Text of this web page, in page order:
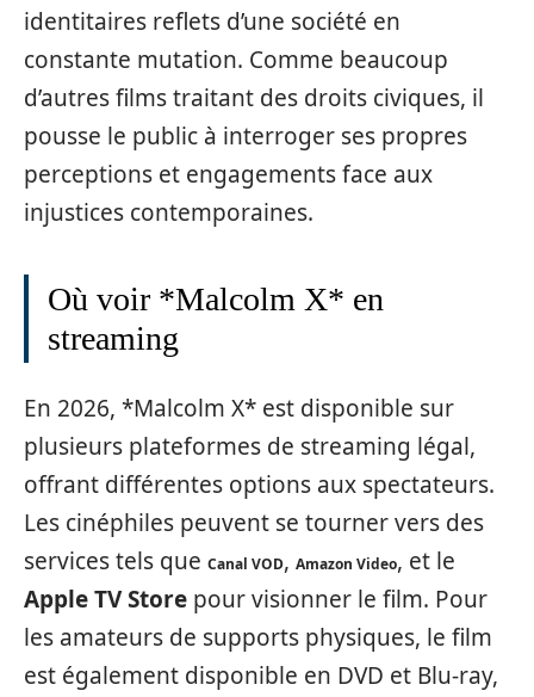
identitaires reflets d’une société en
constante mutation. Comme beaucoup
d’autres films traitant des droits civiques, il
pousse le public à interroger ses propres
perceptions et engagements face aux
injustices contemporaines.
Où voir *Malcolm X* en
streaming
En 2026, *Malcolm X* est disponible sur
plusieurs plateformes de streaming légal,
offrant différentes options aux spectateurs.
Les cinéphiles peuvent se tourner vers des
services tels que Canal VOD, Amazon Video, et le
Apple TV Store pour visionner le film. Pour
les amateurs de supports physiques, le film
est également disponible en DVD et Blu-ray,